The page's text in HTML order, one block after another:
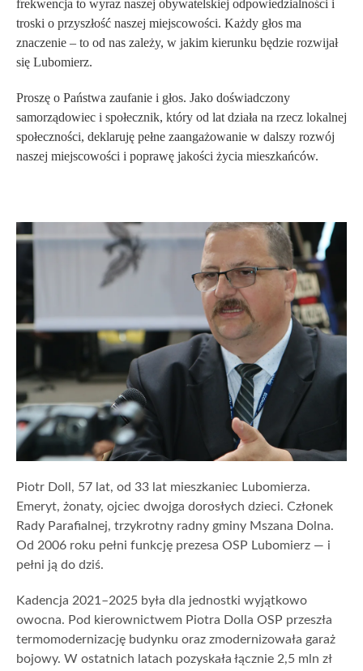
frekwencja to wyraz naszej obywatelskiej odpowiedzialności i
troski o przyszłość naszej miejscowości. Każdy głos ma
znaczenie – to od nas zależy, w jakim kierunku będzie rozwijał
się Lubomierz.
Proszę o Państwa zaufanie i głos. Jako doświadczony
samorządowiec i społecznik, który od lat działa na rzecz lokalnej
społeczności, deklaruję pełne zaangażowanie w dalszy rozwój
naszej miejscowości i poprawę jakości życia mieszkańców.
Piotr Doll, 57 lat, od 33 lat mieszkaniec Lubomierza.
Emeryt, żonaty, ojciec dwojga dorosłych dzieci. Członek
Rady Parafialnej, trzykrotny radny gminy Mszana Dolna.
Od 2006 roku pełni funkcję prezesa OSP Lubomierz — i
pełni ją do dziś.
Kadencja 2021–2025 była dla jednostki wyjątkowo
owocna. Pod kierownictwem Piotra Dolla OSP przeszła
termomodernizację budynku oraz zmodernizowała garaż
bojowy. W ostatnich latach pozyskała łącznie 2,5 mln zł